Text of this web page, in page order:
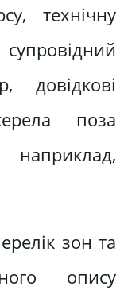
технічну
довідкові
поза
наприклад,
зон та
опису